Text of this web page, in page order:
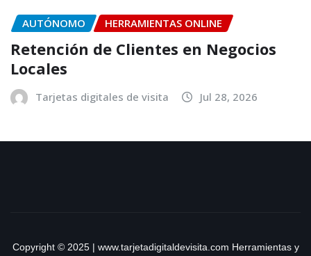
AUTÓNOMO HERRAMIENTAS ONLINE
Retención de Clientes en Negocios
Locales
Tarjetas digitales de visita Jul 28, 2026
Copyright © 2025 | www.tarjetadigitaldevisita.com Herramientas y